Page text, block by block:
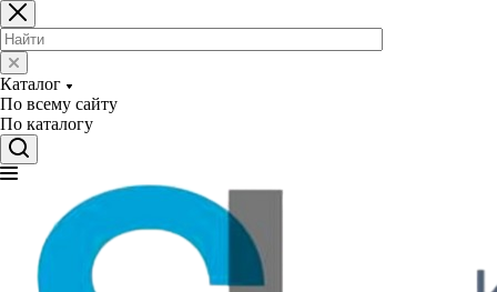
Каталог
По всему сайту
По каталогу